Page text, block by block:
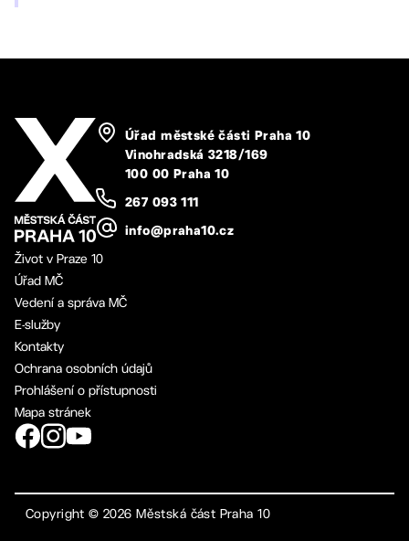
Úřad městské části Praha 10
Vinohradská 3218/169
100 00 Praha 10
267 093 111
info@praha10.cz
Život v Praze 10
Úřad MČ
Vedení a správa MČ
E-služby
Kontakty
Ochrana osobních údajů
Prohlášení o přístupnosti
Mapa stránek
Copyright ©2026 Městská část Praha 10